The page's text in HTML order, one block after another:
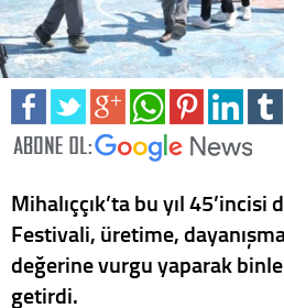
Mihalıççık’ta bu yıl
Festivali, üretime,
değerine vurgu yaparak
getirdi.